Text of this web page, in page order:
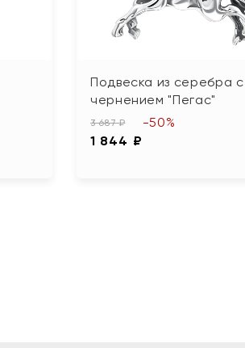
Подвеска из серебра с
чернением "Пегас"
3 687 ₽
1 844 ₽
-50%